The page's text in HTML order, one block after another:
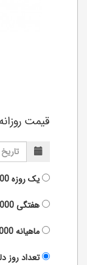
قیمت
یک روزه
هفتگی
ماهیانه
تعداد روز